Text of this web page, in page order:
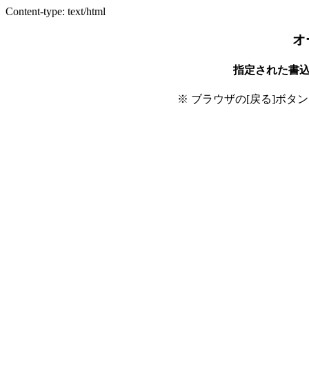
Content-type: text/html
オ
指定された書
※ ブラウザの[戻る]ボタ